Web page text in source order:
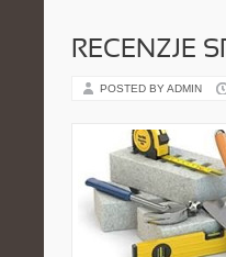
RECENZJE
POSTED BY ADMIN